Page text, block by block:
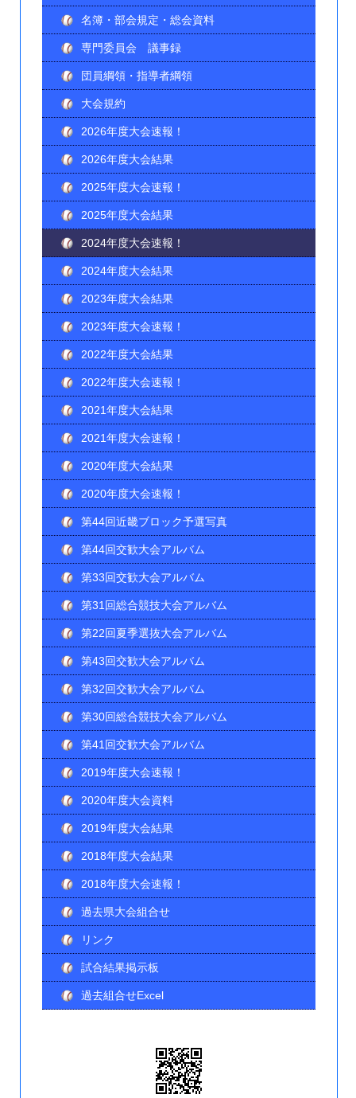
名簿・部会規定・総会資料
専門委員会 議事録
団員綱領・指導者綱領
大会規約
2026年度大会速報！
2026年度大会結果
2025年度大会速報！
2025年度大会結果
2024年度大会速報！
2024年度大会結果
2023年度大会結果
2023年度大会速報！
2022年度大会結果
2022年度大会速報！
2021年度大会結果
2021年度大会速報！
2020年度大会結果
2020年度大会速報！
第44回近畿ブロック予選写真
第44回交歓大会アルバム
第33回交歓大会アルバム
第31回総合競技大会アルバム
第22回夏季選抜大会アルバム
第43回交歓大会アルバム
第32回交歓大会アルバム
第30回総合競技大会アルバム
第41回交歓大会アルバム
2019年度大会速報！
2020年度大会資料
2019年度大会結果
2018年度大会結果
2018年度大会速報！
過去県大会組合せ
リンク
試合結果掲示板
過去組合せExcel